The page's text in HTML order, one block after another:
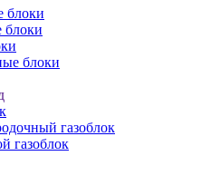
блоки
блоки
блоки
газоблок
газоблок